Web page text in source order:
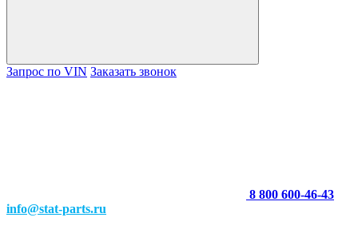
Запрос по VIN Заказать звонок
8 800 600-46-43
info@stat-parts.ru